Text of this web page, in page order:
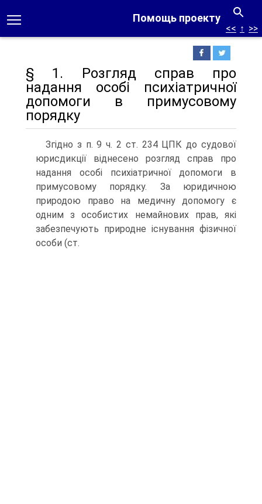
Помощь проекту
<< ↑ >>
§ 1. Розгляд справ про
надання особі психіатричної
допомоги в примусовому
порядку
Згідно з п. 9 ч. 2 ст. 234 ЦПК до судової
юрисдикції віднесено роз­гляд справ про
надання особі психіатричної допомоги в
примусовому порядку. За юридичною
природою право на медичну допомогу є
одним з особистих немайнових прав, які
забезпечують природне існування фізичної
особи (ст.